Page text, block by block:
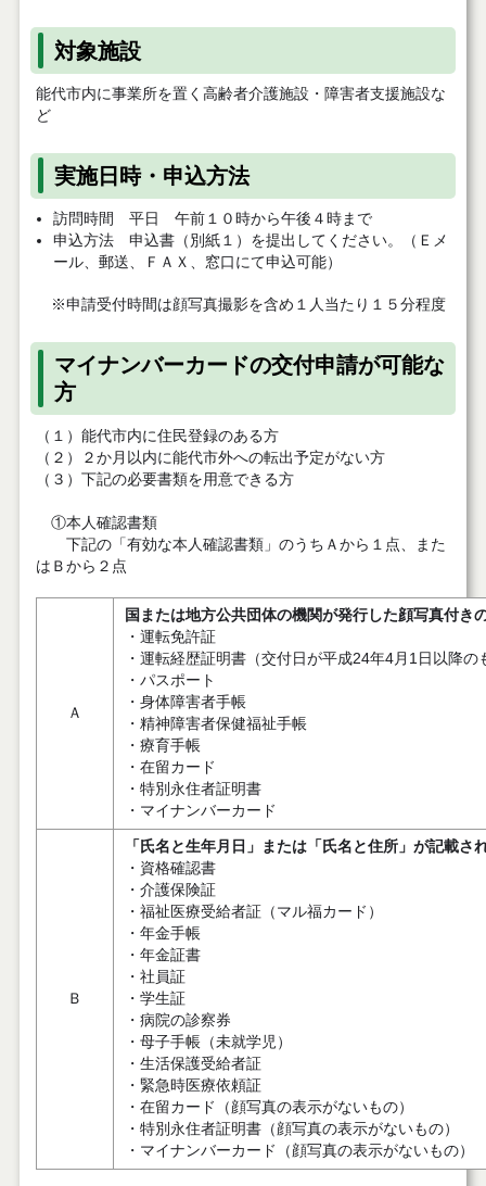
対象施設
能代市内に事業所を置く高齢者介護施設・障害者支援施設な
ど
実施日時・申込方法
訪問時間 平日 午前１０時から午後４時まで
申込方法 申込書（別紙１）を提出してください。（Ｅメ
ール、郵送、ＦＡＸ、窓口にて申込可能）
※申請受付時間は顔写真撮影を含め１人当たり１５分程度
マイナンバーカードの交付申請が可能な
方
（１）能代市内に住民登録のある方
（２）２か月以内に能代市外への転出予定がない方
（３）下記の必要書類を用意できる方
①本人確認書類
下記の「有効な本人確認書類」のうちＡから１点、また
はＢから２点
Ａ
国または地方公共団体の機関が発行した顔写真付き
・運転免許証
・運転経歴証明書（交付日が平成24年4月1日以降の
・パスポート
・身体障害者手帳
・精神障害者保健福祉手帳
・療育手帳
・在留カード
・特別永住者証明書
・マイナンバーカード
Ｂ
「氏名と生年月日」または「氏名と住所」が記載さ
・資格確認書
・介護保険証
・福祉医療受給者証（マル福カード）
・年金手帳
・年金証書
・社員証
・学生証
・病院の診察券
・母子手帳（未就学児）
・生活保護受給者証
・緊急時医療依頼証
・在留カード（顔写真の表示がないもの）
・特別永住者証明書（顔写真の表示がないもの）
・マイナンバーカード（顔写真の表示がないもの